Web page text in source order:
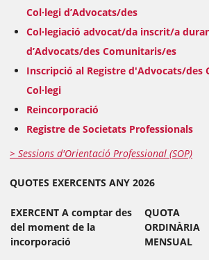
Col·legi d’Advocats/des
Col·legiació advocat/da inscrit/a
d’Advocats/des Comunitaris/es
Inscripció al Registre d'Advocats/des
Col·legi
Reincorporació
Registre de Societats Professionals
> Sessions d'Orientació Professional (SOP)
QUOTES EXERCENTS ANY 2026
EXERCENT A comptar des
del moment de la
incorporació
QUOTA
ORDINÀRIA
MENSUAL